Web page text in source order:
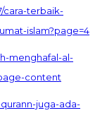
cara-terbaik-
islam?page=4
menghafal-al-
content
juga-ada-